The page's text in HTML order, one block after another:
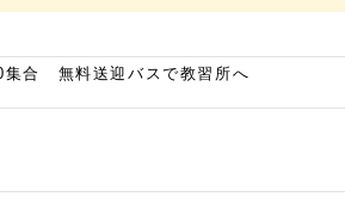
合 無料送迎バスで教習所へ